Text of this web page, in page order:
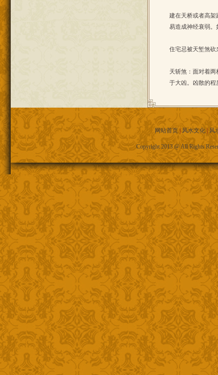
建在天桥或者高
易造成神经衰弱
住宅忌被天堑煞砍
天斩煞：面对着
于大凶。凶散的
网站首页|风水文化|风
Copyright 2013 @ All Rights